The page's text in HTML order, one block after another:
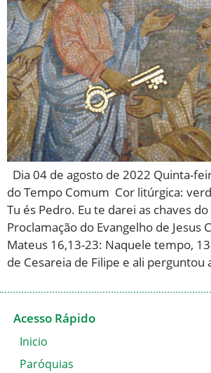
Dia 04 de agosto de 2022 Quinta-
do Tempo Comum Cor litúrgica:
Tu és Pedro. Eu te darei as chaves
Proclamação do Evangelho de Jesus
Mateus 16,13-23: Naquele tempo,
de Cesareia de Filipe e ali perguntou
Acesso Rápido
Inicio
Paróquias